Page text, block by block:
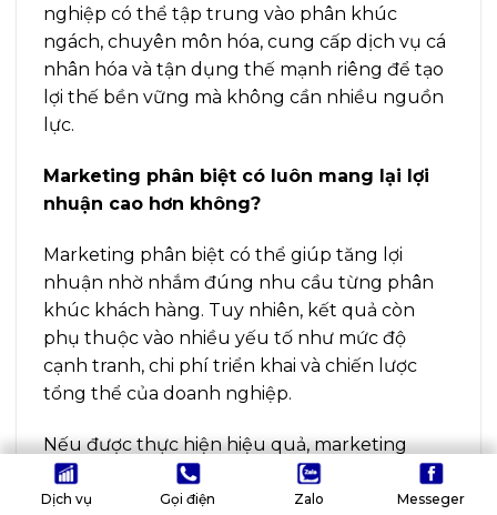
nghiệp có thể tập trung vào phân khúc
ngách, chuyên môn hóa, cung cấp dịch vụ cá
nhân hóa và tận dụng thế mạnh riêng để tạo
lợi thế bền vững mà không cần nhiều nguồn
lực.
Marketing phân biệt có luôn mang lại lợi
nhuận cao hơn không?
Marketing phân biệt có thể giúp tăng lợi
nhuận nhờ nhắm đúng nhu cầu từng phân
khúc khách hàng. Tuy nhiên, kết quả còn
phụ thuộc vào nhiều yếu tố như mức độ
cạnh tranh, chi phí triển khai và chiến lược
tổng thể của doanh nghiệp.
Nếu được thực hiện hiệu quả, marketing
phân biệt có thể nâng cao khả năng chuyển
đổi, tối ưu chi phí quảng cáo và tạo ra giá trị
Dịch vụ Gọi điện Zalo Messeger